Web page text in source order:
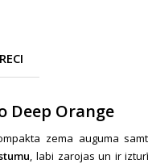
Deep Orange
zema auguma
, labi zarojas un ir